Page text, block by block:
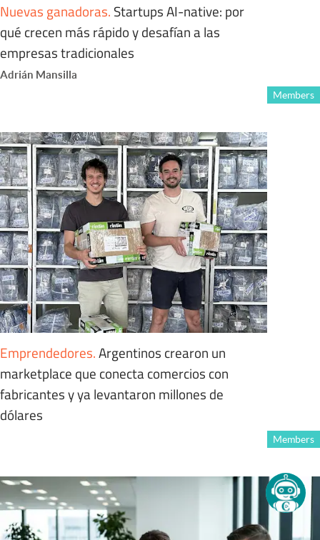
Nuevas ganadoras. Startups AI-native: por
qué crecen más rápido y desafían a las
empresas tradicionales
Adrián Mansilla
Members
Emprendedores.Argentinos crearon un
marketplace que conecta comercios con
fabricantes y ya levantaron millones de
dólares
Members